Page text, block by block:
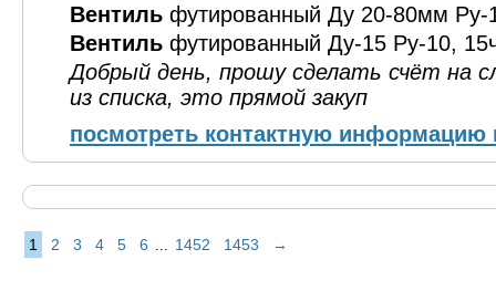
Вентиль футированный Ду 20-80мм Ру-
Вентиль футированный Ду-15 Ру-10,
Добрый день, прошу сделать счёт на
из списка, это прямой закуп
посмотреть контактную информацию
1 2 3 4 5 6 1452 1453 →